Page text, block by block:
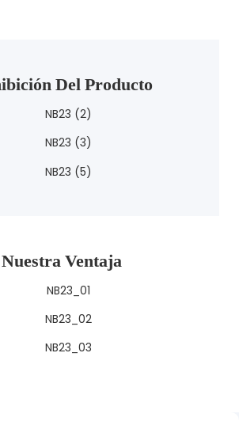
Del Producto
Nuestra Ventaja